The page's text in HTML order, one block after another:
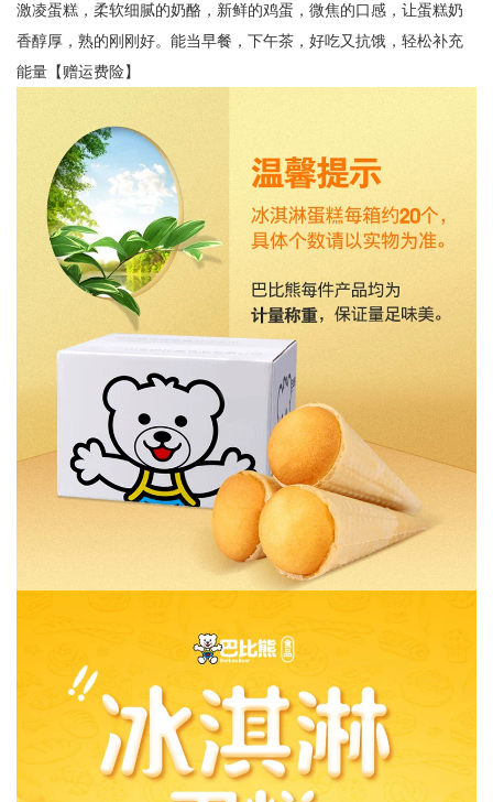
激凌蛋糕，柔软细腻的奶酪，新鲜的鸡蛋，微焦的口感，让蛋糕奶
香醇厚，熟的刚刚好。能当早餐，下午茶，好吃又抗饿，轻松补充
能量【赠运费险】